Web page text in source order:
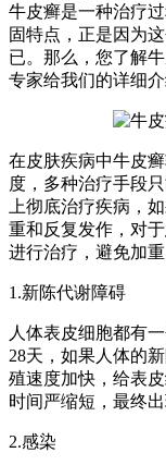
牛皮癣是一种治疗
固特点，正是因为
已。那么，您了解
专家给我们的详细介
在皮肤疾病中牛皮
度，多种治疗手段
上彻底治疗疾病，
重和反复发作，对
进行治疗，避免加
1.新陈代谢障碍
人体表皮细胞都有
28天，如果人体的
殖速度加快，给表
时间严缩短，最终
2.感染